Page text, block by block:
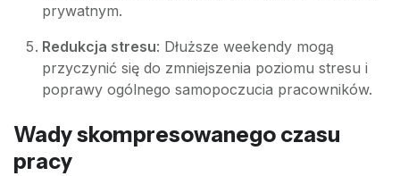
prywatnym.
Redukcja stresu: Dłuższe weekendy mogą
przyczynić się do zmniejszenia poziomu stresu i
poprawy ogólnego samopoczucia pracowników.
Wady skompresowanego czasu
pracy